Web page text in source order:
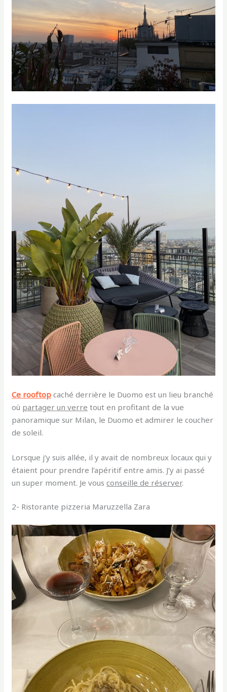
Ce rooftop caché derrière le Duomo est un lieu branché
où partager un verre tout en profitant de la vue
panoramique sur Milan, le Duomo et admirer le coucher
de soleil.
Lorsque j’y suis allée, il y avait de nombreux locaux qui y
étaient pour prendre l’apéritif entre amis. J’y ai passé
un super moment. Je vousconseille de réserver.
2- Ristorante pizzeria Maruzzella Zara